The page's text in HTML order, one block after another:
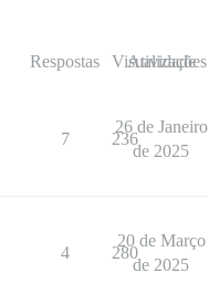
Respostas Visualizações
Atividade
7 236
26 de Janeiro
de 2025
4 280
20 de Março
de 2025